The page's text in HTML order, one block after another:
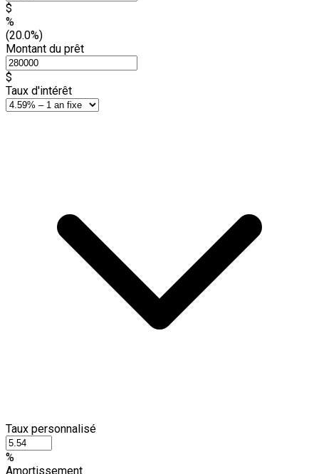
$
%
(20.0%)
Montant du prêt
$
Taux d'intérêt
Taux personnalisé
%
Amortissement